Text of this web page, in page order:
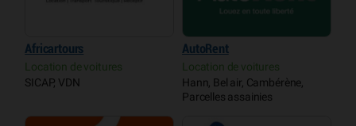
Africartours
Location de voitures
SICAP, VDN
AutoRent
Location de voitures
Hann, Bel air, Cambérène,
Parcelles assainies